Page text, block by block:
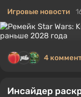
Игровые новости
4
Инсайдер